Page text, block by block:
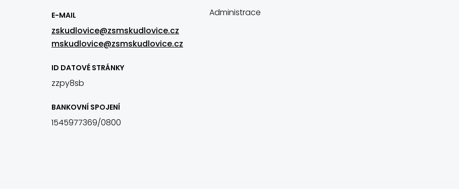
E-MAIL
zskudlovice@zsmskudlovice.cz
mskudlovice@zsmskudlovice.cz
ID DATOVÉ STRÁNKY
zzpy8sb
BANKOVNÍ SPOJENÍ
1545977369/0800
Administrace